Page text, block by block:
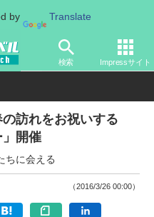
by Translate
検索 Impressサイト
関東
訪れをお祝いする
」開催
ちに会える
（2016/3/26 00:00）